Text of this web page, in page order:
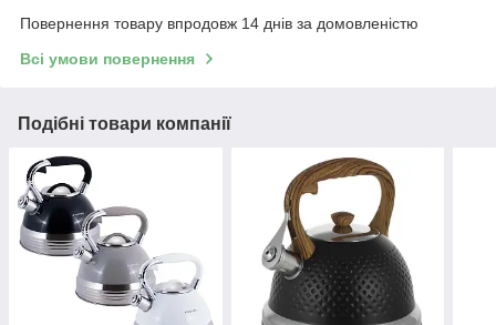
Повернення товару впродовж 14 днів за домовленістю
Всі умови повернення
Подібні товари компанії